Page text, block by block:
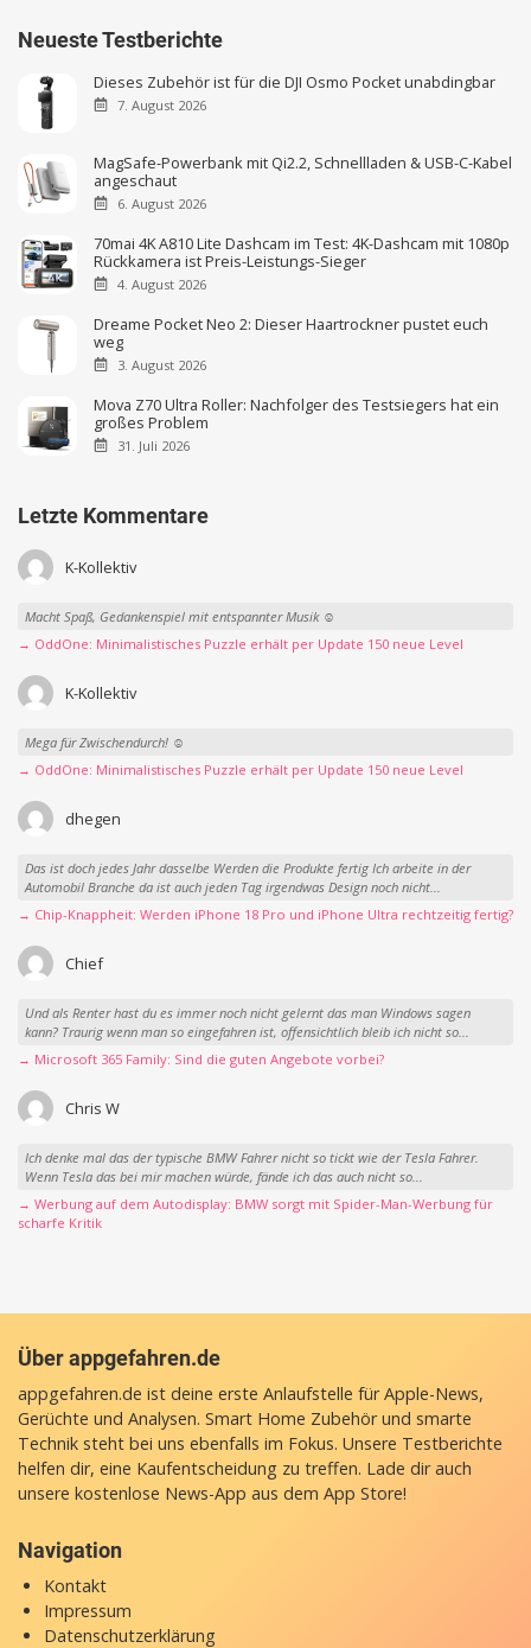
Neueste Testberichte
Dieses Zubehör ist für die DJI Osmo Pocket unabdingbar
7. August 2026
MagSafe-Powerbank mit Qi2.2, Schnellladen & USB-C-Kabel
angeschaut
6. August 2026
70mai 4K A810 Lite Dashcam im Test: 4K-Dashcam mit 1080p
Rückkamera ist Preis-Leistungs-Sieger
4. August 2026
Dreame Pocket Neo 2: Dieser Haartrockner pustet euch
weg
3. August 2026
Mova Z70 Ultra Roller: Nachfolger des Testsiegers hat ein
großes Problem
31. Juli 2026
Letzte Kommentare
K-Kollektiv
Macht Spaß, Gedankenspiel mit entspannter Musik ☺️
→ OddOne: Minimalistisches Puzzle erhält per Update 150 neue Level
K-Kollektiv
Mega für Zwischendurch! ☺️
→ OddOne: Minimalistisches Puzzle erhält per Update 150 neue Level
dhegen
Das ist doch jedes Jahr dasselbe Werden die Produkte fertig Ich arbeite in der
Automobil Branche da ist auch jeden Tag irgendwas Design noch nicht...
→ Chip-Knappheit: Werden iPhone 18 Pro und iPhone Ultra rechtzeitig fertig?
Chief
Und als Renter hast du es immer noch nicht gelernt das man Windows sagen
kann? Traurig wenn man so eingefahren ist, offensichtlich bleib ich nicht so...
→ Microsoft 365 Family: Sind die guten Angebote vorbei?
Chris W
Ich denke mal das der typische BMW Fahrer nicht so tickt wie der Tesla Fahrer.
Wenn Tesla das bei mir machen würde, fände ich das auch nicht so...
→ Werbung auf dem Autodisplay: BMW sorgt mit Spider-Man-Werbung für
scharfe Kritik
Über appgefahren.de
appgefahren.de ist deine erste Anlaufstelle für Apple-News,
Gerüchte und Analysen. Smart Home Zubehör und smarte
Technik steht bei uns ebenfalls im Fokus. Unsere Testberichte
helfen dir, eine Kaufentscheidung zu treffen. Lade dir auch
unsere kostenlose News-App aus dem App Store!
Navigation
Kontakt
Impressum
Datenschutzerklärung